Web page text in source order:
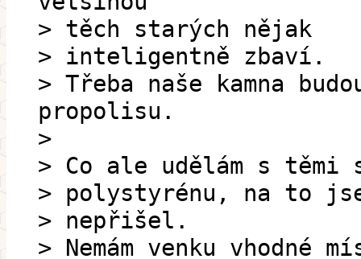
> těch starých nějak
> inteligentně zbaví.
> Třeba naše kamna
propolisu.
>
> Co ale udělám s
> polystyrénu, na to
> nepřišel.
> Nemám venku vhodné